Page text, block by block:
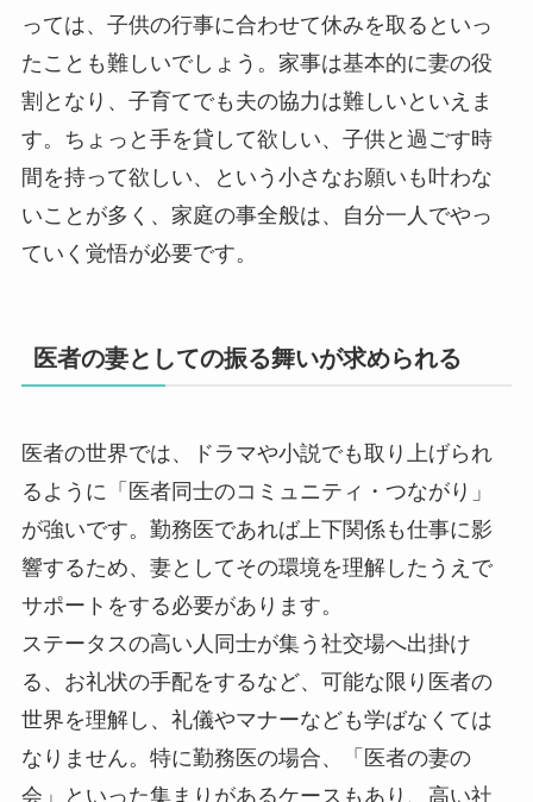
っては、子供の行事に合わせて休みを取るといっ
たことも難しいでしょう。家事は基本的に妻の役
割となり、子育てでも夫の協力は難しいといえま
す。ちょっと手を貸して欲しい、子供と過ごす時
間を持って欲しい、という小さなお願いも叶わな
いことが多く、家庭の事全般は、自分一人でやっ
ていく覚悟が必要です。
医者の妻としての振る舞いが求められる
医者の世界では、ドラマや小説でも取り上げられ
るように「医者同士のコミュニティ・つながり」
が強いです。勤務医であれば上下関係も仕事に影
響するため、妻としてその環境を理解したうえで
サポートをする必要があります。
ステータスの高い人同士が集う社交場へ出掛け
る、お礼状の手配をするなど、可能な限り医者の
世界を理解し、礼儀やマナーなども学ばなくては
なりません。特に勤務医の場合、「医者の妻の
会」といった集まりがあるケースもあり、高い社